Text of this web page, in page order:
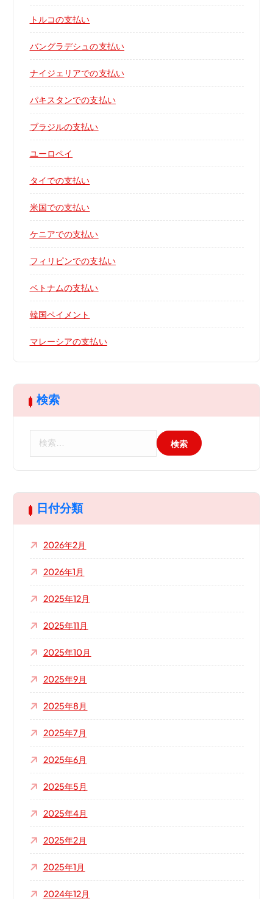
トルコの支払い
バングラデシュの支払い
ナイジェリアでの支払い
パキスタンでの支払い
ブラジルの支払い
ユーロペイ
タイでの支払い
米国での支払い
ケニアでの支払い
フィリピンでの支払い
ベトナムの支払い
韓国ペイメント
マレーシアの支払い
検索
日付分類
2026年2月
2026年1月
2025年12月
2025年11月
2025年10月
2025年9月
2025年8月
2025年7月
2025年6月
2025年5月
2025年4月
2025年2月
2025年1月
2024年12月